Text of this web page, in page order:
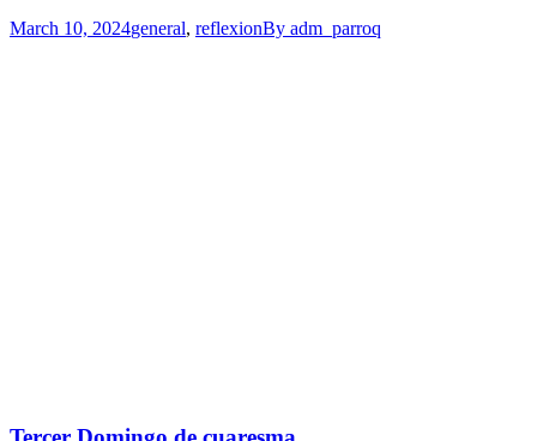
March 10, 2024general, reflexionBy adm_parroq